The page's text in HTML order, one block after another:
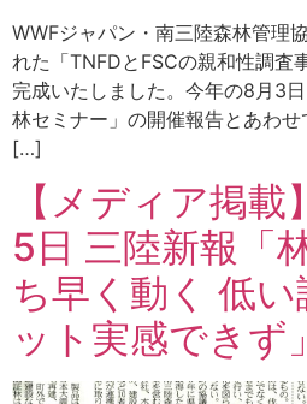
WWFジャパン・南三陸森林管理
れた「TNFDとFSCの親和性調査
完成いたしました。今年の8月3
林セミナー」の開催報告とあわ
[…]
【メディア掲
5日 三陸新報「
ち早く動く 低い
ット実感できず」